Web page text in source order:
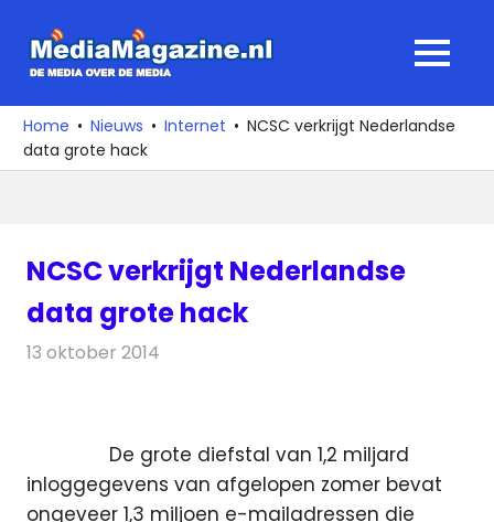
naar
media
over
de
MENU
Home Nieuws Internet
NCSC verkrijgt Nederlandse
data grote hack
NCSC verkrijgt Nederlandse
data grote hack
13 oktober 2014
De grote diefstal van 1,2 miljard
inloggegevens van afgelopen zomer bevat
ongeveer 1,3 miljoen e-mailadressen die